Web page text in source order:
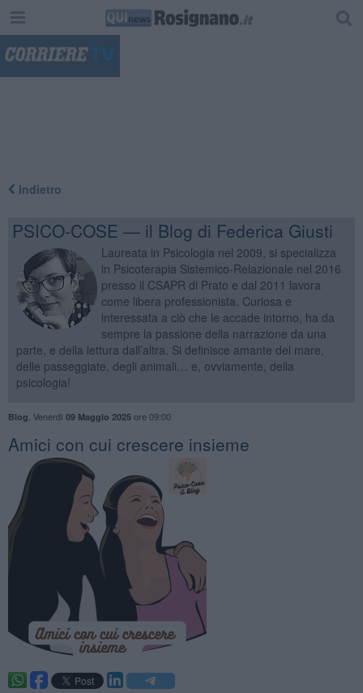
Indietro
PSICO-COSE — il Blog di Federica Giusti
Laureata in Psicologia nel 2009, si specializza
in Psicoterapia Sistemico-Relazionale nel 2016
presso il CSAPR di Prato e dal 2011 lavora
come libera professionista. Curiosa e
interessata a ciò che le accade intorno, ha da
sempre la passione della narrazione da una
parte, e della lettura dall’altra. Si definisce amante del mare,
delle passeggiate, degli animali… e, ovviamente, della
psicologia!
Blog Venerdì 09 Maggio 2025ore 09:00
​Amici con cui crescere insieme